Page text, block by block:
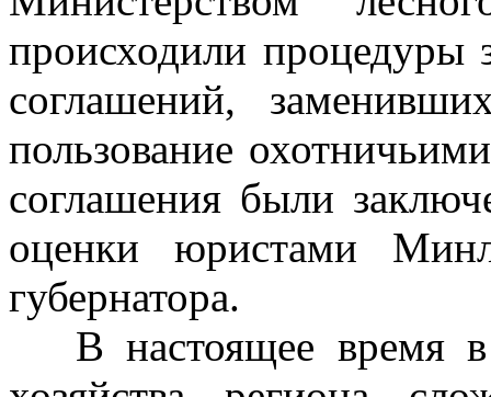
происходили процедуры
соглашений,
пользование
соглашения были
оценки юристами
губернатора.
В настоящее время в